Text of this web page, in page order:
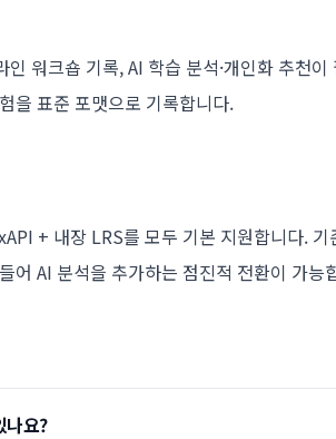
워크숍 기록, AI 학습 분석·개인화 추천
표준 포맷으로 기록합니다.
+ 내장 LRS를 모두 기본 지원합니다. 기
어 AI 분석을 추가하는 점진적 전환이 가능
나요?